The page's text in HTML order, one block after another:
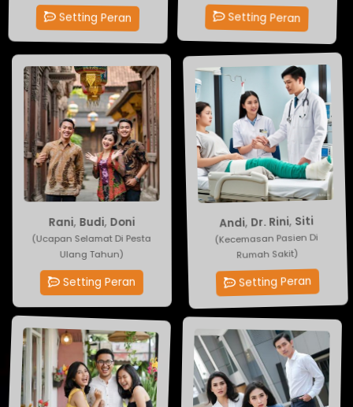
Setting Peran Setting Peran
Rani ,Budi ,Doni
(Ucapan Selamat Di Pesta
Ulang Tahun)
Setting Peran
Andi,Dr. Rini,Siti
(Kecemasan Pasien Di
Rumah Sakit)
Setting Peran